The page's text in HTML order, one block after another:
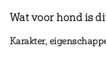
Wat voor hond is
Karakter,